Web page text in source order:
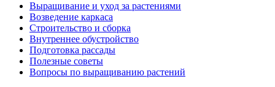
Выращивание и уход за растениями
Возведение каркаса
Строительство и сборка
Внутреннее обустройство
Подготовка рассады
Полезные советы
Вопросы по выращиванию растений